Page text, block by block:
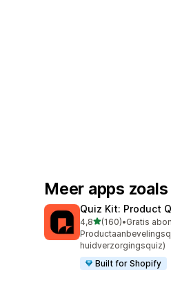
Meer apps
Quiz Kit: Product
4,8van 5 sterren
(160)
160 recensies in totaal
•Gratis
huidverzorgingsquiz)
Built for Shopify